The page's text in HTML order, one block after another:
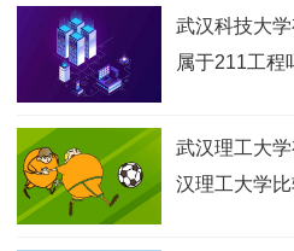
武汉科技大
属于211工程
武汉理工大
汉理工大学比